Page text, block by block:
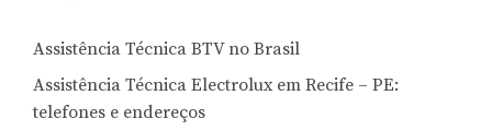
Assistência Técnica BTV no Brasil
Assistência Técnica Electrolux em Recife – PE:
telefones e endereços